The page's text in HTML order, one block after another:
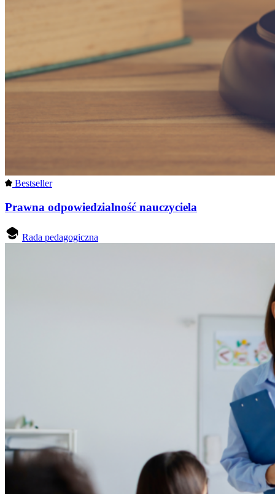
Bestseller
Prawna odpowiedzialność nauczyciela
Rada pedagogiczna